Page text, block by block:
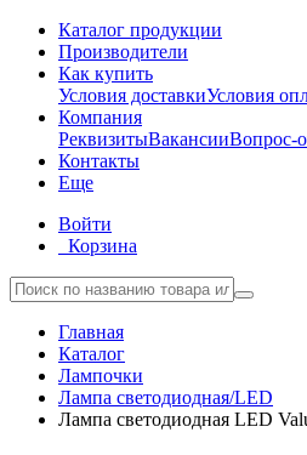
Каталог продукции
Производители
Как купить
Условия доставкиУсловия
Компания
РеквизитыВакансииВопрос-
Контакты
Еще
Войти
Корзина
Главная
Каталог
Лампочки
Лампа светодиодная/LED
Лампа светодиодная LED